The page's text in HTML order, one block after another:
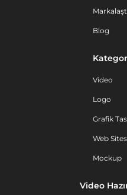
Blog
Video
Logo
Grafik
Web
Mockup
Video